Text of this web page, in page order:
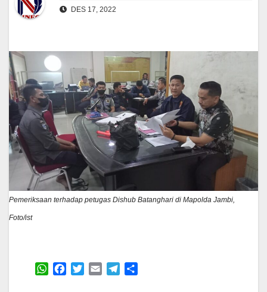
DES 17, 2022
Pemeriksaan terhadap petugas Dishub Batanghari di Mapolda Jambi,
Foto/ist
W